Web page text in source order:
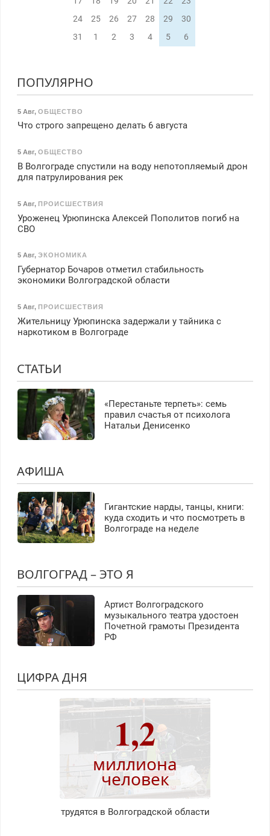
24
25 26 27 28 29
30
31
1 2 3 4 5 6
ПОПУЛЯРНО
5 Авг, ОБЩЕСТВО
Что строго запрещено делать 6 августа
5 Авг, ОБЩЕСТВО
В Волгограде спустили на воду непотопляемый дрон
для патрулирования рек
5 Авг, ПРОИСШЕСТВИЯ
Уроженец Урюпинска Алексей Пополитов погиб на
СВО
5 Авг, ЭКОНОМИКА
Губернатор Бочаров отметил стабильность
экономики Волгоградской области
5 Авг, ПРОИСШЕСТВИЯ
Жительницу Урюпинска задержали у тайника с
наркотиком в Волгограде
СТАТЬИ
«Перестаньте терпеть»: семь
правил счастья от психолога
Натальи Денисенко
АФИША
Гигантские нарды, танцы, книги:
куда сходить и что посмотреть в
Волгограде на неделе
ВОЛГОГРАД – ЭТО Я
Артист Волгоградского
музыкального театра удостоен
Почетной грамоты Президента
РФ
ЦИФРА ДНЯ
1,2
миллиона
человек
трудятся в Волгоградской области